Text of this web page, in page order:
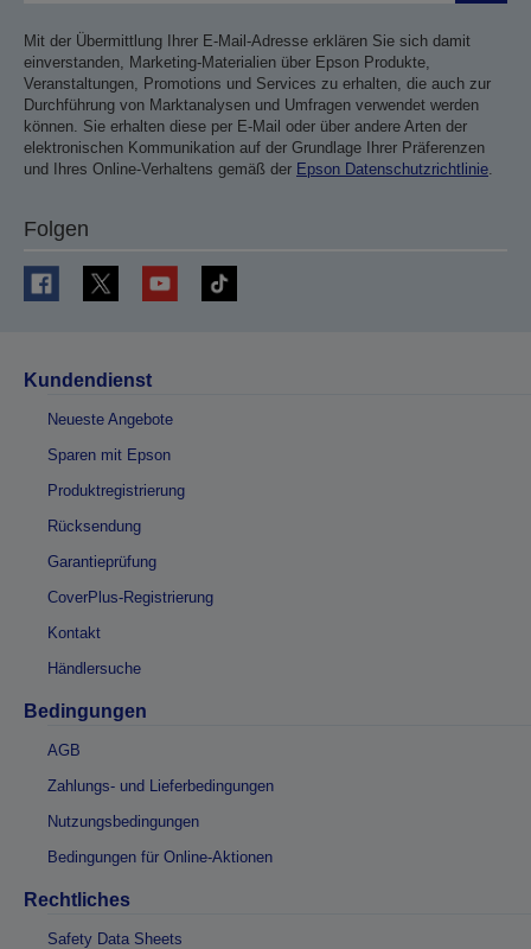
Mit der Übermittlung Ihrer E-Mail-Adresse erklären Sie sich damit
einverstanden, Marketing-Materialien über Epson Produkte,
Veranstaltungen, Promotions und Services zu erhalten, die auch zur
Durchführung von Marktanalysen und Umfragen verwendet werden
können. Sie erhalten diese per E-Mail oder über andere Arten der
elektronischen Kommunikation auf der Grundlage Ihrer Präferenzen
und Ihres Online-Verhaltens gemäß der Epson Datenschutzrichtlinie.
Folgen
Kundendienst
Neueste Angebote
Sparen mit Epson
Produktregistrierung
Rücksendung
Garantieprüfung
CoverPlus-Registrierung
Kontakt
Händlersuche
Bedingungen
AGB
Zahlungs- und Lieferbedingungen
Nutzungsbedingungen
Bedingungen für Online-Aktionen
Rechtliches
Safety Data Sheets